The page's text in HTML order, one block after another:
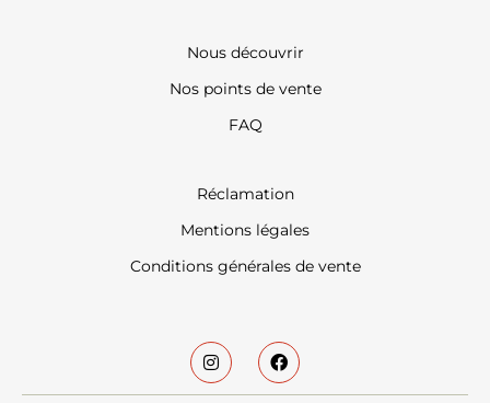
Nous découvrir
Nos points de vente
FAQ
Réclamation
Mentions légales
Conditions générales de vente